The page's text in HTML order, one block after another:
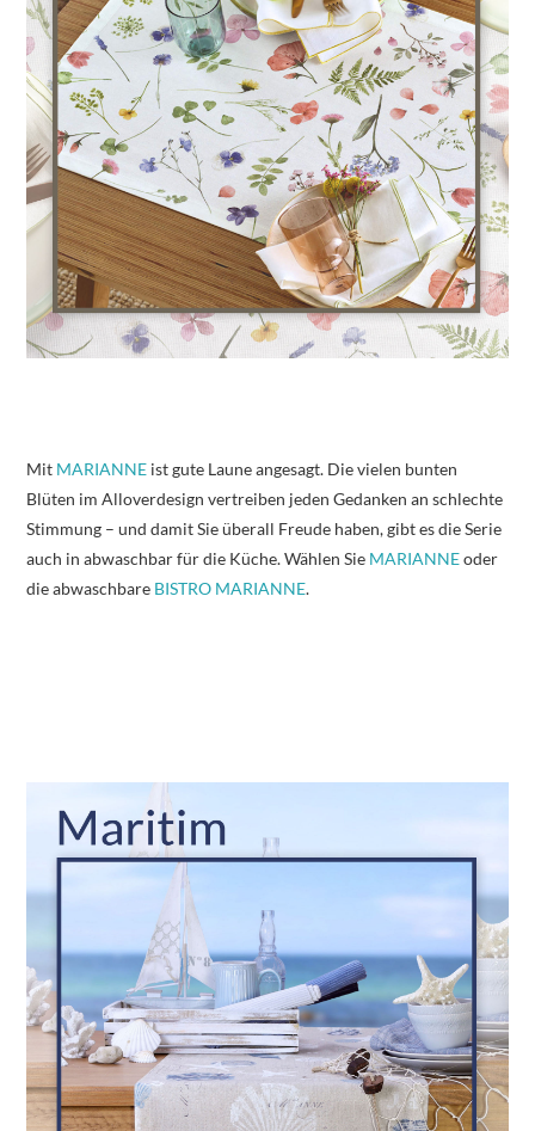
Mit MARIANNE ist gute Laune angesagt. Die vielen bunten
Blüten im Alloverdesign vertreiben jeden Gedanken an schlechte
Stimmung – und damit Sie überall Freude haben, gibt es die Serie
auch in abwaschbar für die Küche. Wählen Sie MARIANNEoder
die abwaschbare BISTRO MARIANNE.